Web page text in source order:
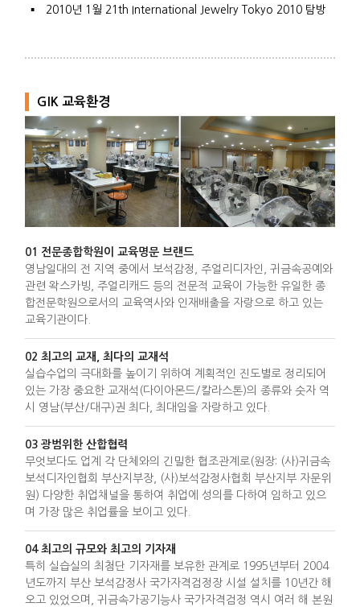
▪ 2010년 1월 21th International Jewelry Tokyo 2010 탐방
GIK 교육환경
01 전문종합학원이 교육명문 브랜드
영남일대의 전 지역 중에서 보석감정, 주얼리디자인, 귀금속공예와
관련 왁스카빙, 주얼리캐드 등의 전문적 교육이 가능한 유일한 종
합전문학원으로서의 교육역사와 인재배출을 자랑으로 하고 있는
교육기관이다.
02 최고의 교재, 최다의 교재석
실습수업의 극대화를 높이기 위하여 계획적인 진도별로 정리되어
있는 가장 중요한 교재석(다이아몬드/칼라스톤)의 종류와 숫자 역
시 영남(부산/대구)권 최다, 최대임을 자랑하고 있다.
03 광범위한 산합협력
무엇보다도 업계 각 단체와의 긴밀한 협조관계로(원장: (사)귀금속
보석디자인협회 부산지부장, (사)보석감정사협회 부산지부 자문위
원) 다양한 취업채널을 통하여 취업에 성의를 다하여 임하고 있으
며 가장 많은 취업률을 보이고 있다.
04 최고의 규모와 최고의 기자재
특히 실습실의 최첨단 기자재를 보유한 관계로 1995년부터 2004
년도까지 부산 보석감정사 국가자격검정장 시설 설치를 10년간 해
오고 있었으며, 귀금속가공기능사 국가자격검정 역시 여러 해 본원